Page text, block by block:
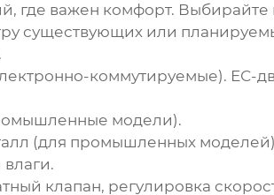
где важен комфорт.
существующих или
коммутируемые). ЕС-
модели).
(для промышленных
клапан, регулировка